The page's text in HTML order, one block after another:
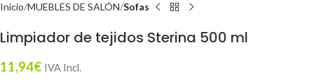
Inicio MUEBLES DE SALÓN Sofas
Limpiador de tejidos Sterina 500 ml
11,94€ IVA Incl.